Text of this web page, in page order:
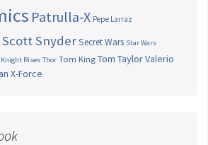
Patrulla-X Pepe Larraz
Scott SnyderSecret Wars Star Wars
Rises Thor Tom King Tom TaylorValerio
X-Force